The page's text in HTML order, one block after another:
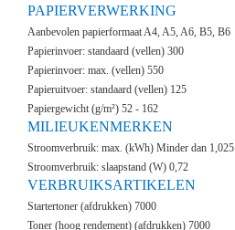
PAPIERVERWERKING
Aanbevolen papierformaat A4, A5, A6, B5, B6
Papierinvoer: standaard (vellen) 300
Papierinvoer: max. (vellen) 550
Papieruitvoer: standaard (vellen) 125
Papiergewicht (g/m²) 52 - 162
MILIEUKENMERKEN
Stroomverbruik: max. (kWh) Minder dan 1,025
Stroomverbruik: slaapstand (W) 0,72
VERBRUIKSARTIKELEN
Startertoner (afdrukken) 7000
Toner (hoog rendement) (afdrukken) 7000